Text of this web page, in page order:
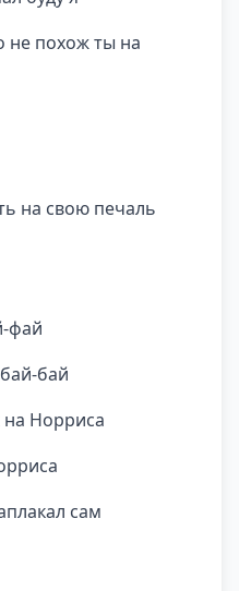
не похож ты на
на свою печаль
фай
бай
Норриса
сам